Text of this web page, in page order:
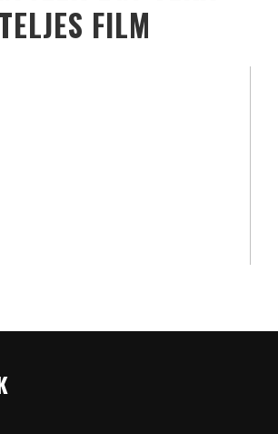
TELJES FILM